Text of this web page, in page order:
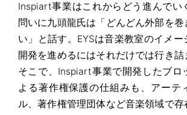
Inspiart事業はこれからどう進んでい
問いに九頭龍氏は「どんどん外部を巻
い」と話す。EYSは音楽教室のイメ
開発を進めるにはそれだけでは行き詰
そこで、Inspiart事業で開発したブロ
よる著作権保護の仕組みも、アーテ
ル、著作権管理団体など音楽領域で